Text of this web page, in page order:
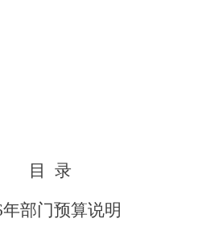
目 录
年部门预算说明